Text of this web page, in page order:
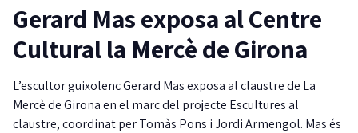
Gerard Mas exposa al Centre
Cultural la Mercè de Girona
L’escultor guixolenc Gerard Mas exposa al claustre de La
Mercè de Girona en el marc del projecte Escultures al
claustre, coordinat per Tomàs Pons i Jordi Armengol. Mas és